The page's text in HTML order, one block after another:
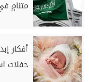
متنامٍ
أفكار
حفلات